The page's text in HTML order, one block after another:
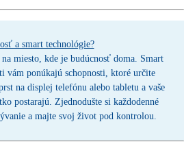
a smart technológie?
miesto, kde je budúcnosť doma. Smart
vám ponúkajú schopnosti, ktoré určite
na displej telefónu alebo tabletu a vaše
postarajú. Zjednodušte si každodenné
a majte svoj život pod kontrolou.